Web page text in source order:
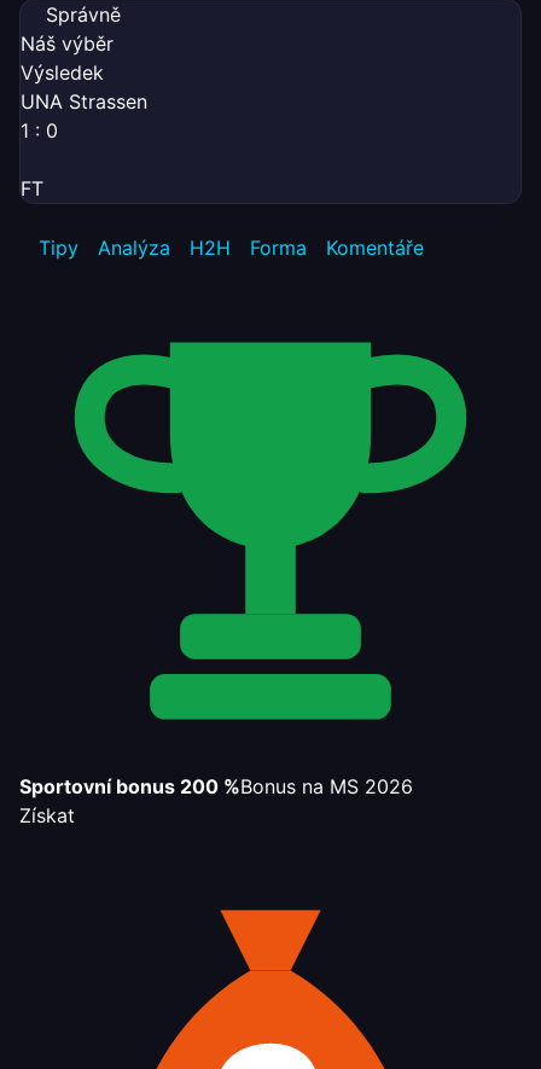
Správně
Náš výběr
Výsledek
UNA Strassen
1 : 0
FT
Tipy Analýza H2H Forma Komentáře
Sportovní bonus 200 %Bonus na MS 2026
Získat